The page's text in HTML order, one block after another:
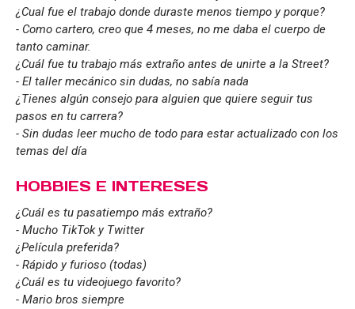
¿Cual fue el trabajo donde duraste menos tiempo y porque?
- Como cartero, creo que 4 meses, no me daba el cuerpo de
tanto caminar.
¿Cuál fue tu trabajo más extraño antes de unirte a la Street?
- El taller mecánico sin dudas, no sabía nada
¿Tienes algún consejo para alguien que quiere seguir tus
pasos en tu carrera?
- Sin dudas leer mucho de todo para estar actualizado con los
temas del día
HOBBIES E INTERESES
¿Cuál es tu pasatiempo más extraño?
- Mucho TikTok y Twitter
¿Película preferida?
- Rápido y furioso (todas)
¿Cuál es tu videojuego favorito?
- Mario bros siempre